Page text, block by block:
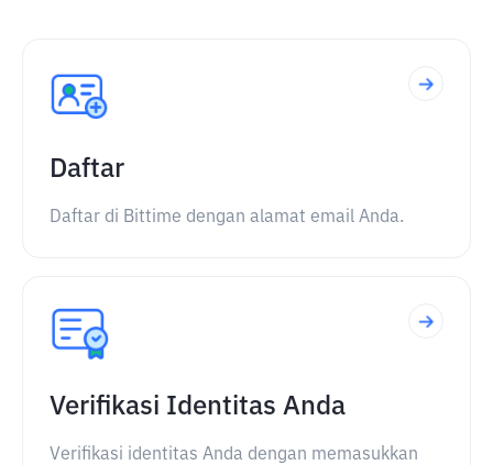
Daftar
Daftar di Bittime dengan alamat email Anda.
Verifikasi Identitas Anda
Verifikasi identitas Anda dengan memasukkan